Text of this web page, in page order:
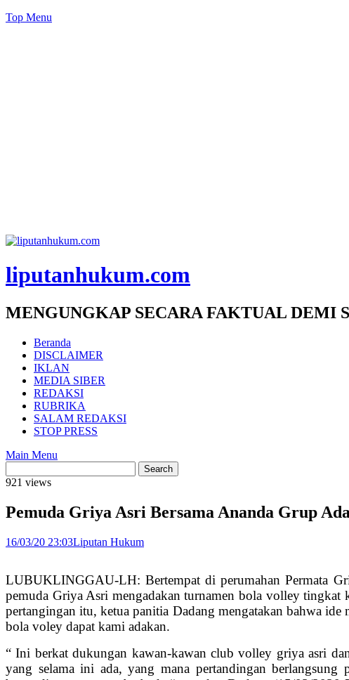
Top Menu
liputanhukum.com
MENGUNGKAP SECARA FAKTUAL DEMI
Beranda
DISCLAIMER
IKLAN
MEDIA SIBER
REDAKSI
RUBRIKA
SALAM REDAKSI
STOP PRESS
Main Menu
921 views
Pemuda Griya Asri Bersama Ananda Grup
16/03/20 23:03Liputan Hukum
LUBUKLINGGAU-LH: Bertempat di perumahan Permata
pemuda Griya Asri mengadakan turnamen bola volley
pertangingan itu, ketua panitia Dadang mengatakan bahwa
bola voley dapat kami adakan.
“ Ini berkat dukungan kawan-kawan club volley griya asri
yang selama ini ada, yang mana pertandingan